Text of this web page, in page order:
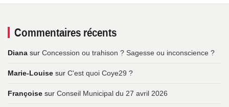
Commentaires récents
Diana sur Concession ou trahison ? Sagesse ou inconscience ?
Marie-Louise sur C'est quoi Coye29 ?
Françoise sur Conseil Municipal du 27 avril 2026